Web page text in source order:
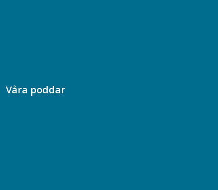
Våra poddar